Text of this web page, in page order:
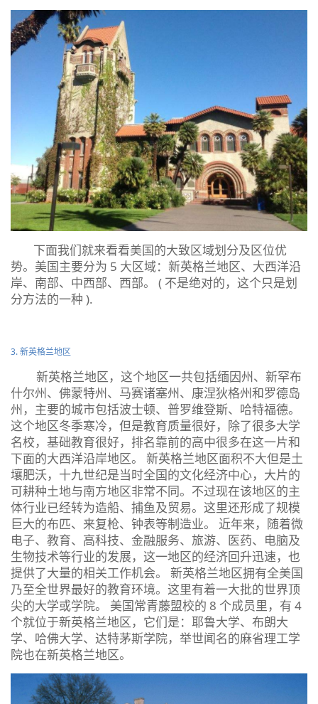
下面我们就来看看美国的大致区域划分及区位优
势。美国主要分为 5 大区域：新英格兰地区、大西洋沿
岸、南部、中西部、西部。 ( 不是绝对的，这个只是划
分方法的一种 ).
3. 新英格兰地区
新英格兰地区，这个地区一共包括缅因州、新罕布
什尔州、佛蒙特州、马赛诸塞州、康涅狄格州和罗德岛
州，主要的城市包括波士顿、普罗维登斯、哈特福德。
这个地区冬季寒冷，但是教育质量很好，除了很多大学
名校，基础教育很好，排名靠前的高中很多在这一片和
下面的大西洋沿岸地区。 新英格兰地区面积不大但是土
壤肥沃，十九世纪是当时全国的文化经济中心，大片的
可耕种土地与南方地区非常不同。不过现在该地区的主
体行业已经转为造船、捕鱼及贸易。这里还形成了规模
巨大的布匹、来复枪、钟表等制造业。 近年来，随着微
电子、教育、高科技、金融服务、旅游、医药、电脑及
生物技术等行业的发展，这一地区的经济回升迅速，也
提供了大量的相关工作机会。 新英格兰地区拥有全美国
乃至全世界最好的教育环境。这里有着一大批的世界顶
尖的大学或学院。 美国常青藤盟校的 8 个成员里，有 4
个就位于新英格兰地区，它们是：耶鲁大学、布朗大
学、哈佛大学、达特茅斯学院，举世闻名的麻省理工学
院也在新英格兰地区。